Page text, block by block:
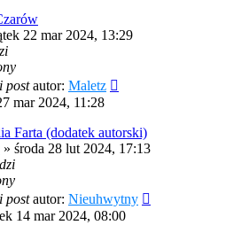
22 mar 2024, 13:29
postautor: Maletz
mar 2024, 11:28
Farta (dodatek autorski)
» środa 28 lut 2024, 17:13
postautor: Nieuhwytny
14 mar 2024, 08:00